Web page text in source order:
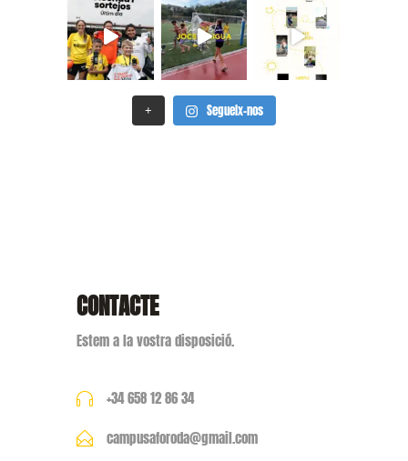
+ Segueix-nos
CONTACTE
Estem a la vostra disposició.
+34 658 12 86 34
campusaforoda@gmail.com